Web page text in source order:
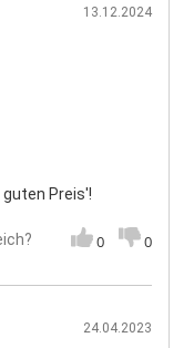
13.12.2024
Preis'!
0 0
24.04.2023